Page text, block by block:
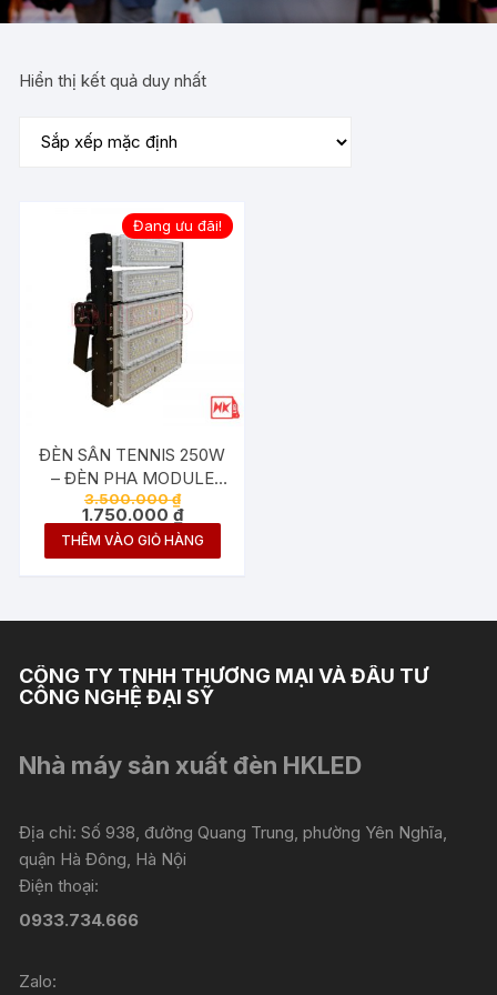
Hiển thị kết quả duy nhất
Đang ưu đãi!
ĐÈN SÂN TENNIS 250W
– ĐÈN PHA MODULE
BRIDGELUX 250W
3.500.000₫Giá
gốc
là:
3.500.000 ₫.
1.750.000 ₫Giá
hiện
tại
là:
THÊM VÀO GIỎ HÀNG
CÔNG TY TNHH THƯƠNG MẠI VÀ ĐẦU TƯ
CÔNG NGHỆ ĐẠI SỸ
Nhà máy sản xuất đèn HKLED
Địa chỉ: Số 938, đường Quang Trung, phường Yên Nghĩa,
quận Hà Đông, Hà Nội
Điện thoại:
0933.734.666
Zalo: